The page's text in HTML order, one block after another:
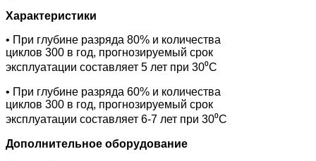
Характеристики
• При глубине разряда 80% и количества
циклов 300 в год, прогнозируемый срок
эксплуатации составляет 5 лет при 30⁰C
• При глубине разряда 60% и количества
циклов 300 в год, прогнозируемый срок
эксплуатации составляет 6-7 лет при 30⁰C
Дополнительное оборудование